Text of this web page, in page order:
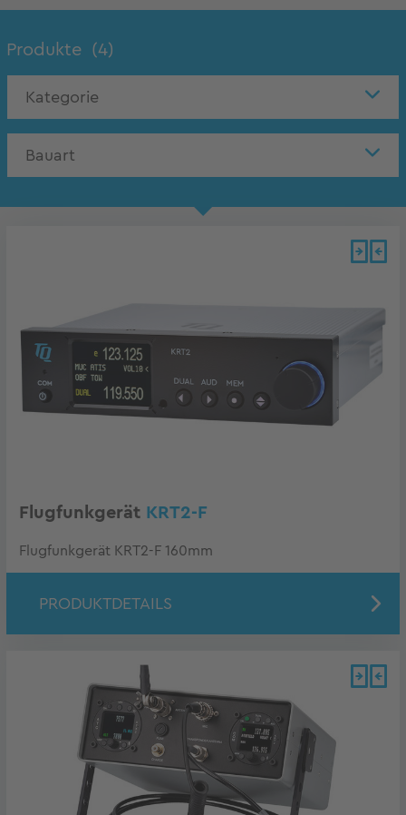
Produkte (4)
Kategorie
Bauart
Flugfunkgerät KRT2-F
Flugfunkgerät KRT2-F 160mm
PRODUKTDETAILS